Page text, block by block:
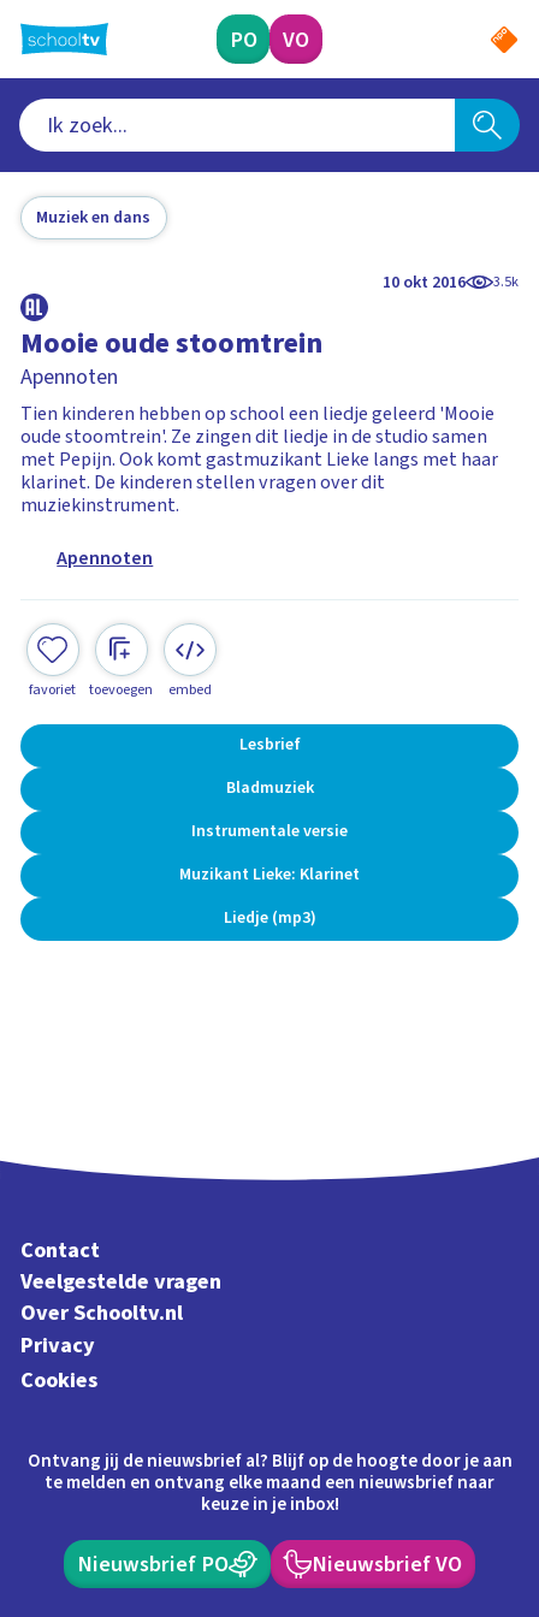
naar
hoofdinhoud
PO VO
Muziek en dans
10 okt 2016 3.5k
Mooie oude stoomtrein
Apennoten
Tien kinderen hebben op school een liedje geleerd 'Mooie
oude stoomtrein'. Ze zingen dit liedje in de studio samen
met Pepijn. Ook komt gastmuzikant Lieke langs met haar
klarinet. De kinderen stellen vragen over dit
muziekinstrument.
Apennoten
favoriet toevoegen embed
Lesbrief
Bladmuziek
Instrumentale versie
Muzikant Lieke: Klarinet
Liedje (mp3)
Contact
Veelgestelde vragen
Over Schooltv.nl
Privacy
Cookies
Ontvang jij de nieuwsbrief al? Blijf op de hoogte door je aan
te melden en ontvang elke maand een nieuwsbrief naar
keuze in je inbox!
Nieuwsbrief PO Nieuwsbrief VO